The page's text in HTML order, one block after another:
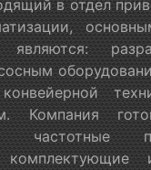
в отдел
являются:
конвейерной
Компания
частотные